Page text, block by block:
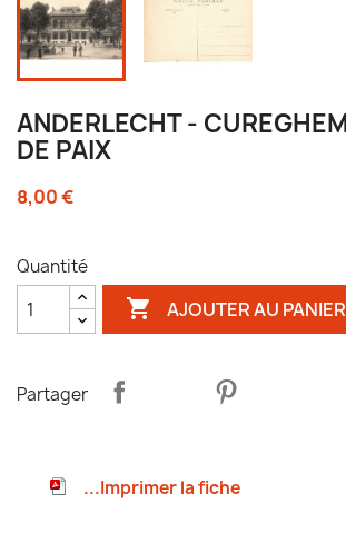
ANDERLECHT -
DE PAIX
8,00 €
Quantité
 AJOUTER AU PANIER
Partager
...Imprimer la fiche